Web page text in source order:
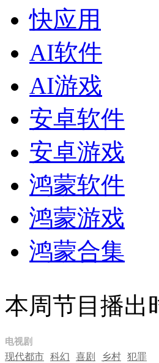
快应用
AI软件
AI游戏
安卓软件
安卓游戏
鸿蒙软件
鸿蒙游戏
鸿蒙合集
本周节目播出
电视剧
现代都市 科幻 喜剧 乡村 犯罪